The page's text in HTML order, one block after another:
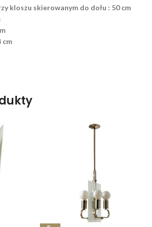
kloszu skierowanym do dołu : 50 cm
cm